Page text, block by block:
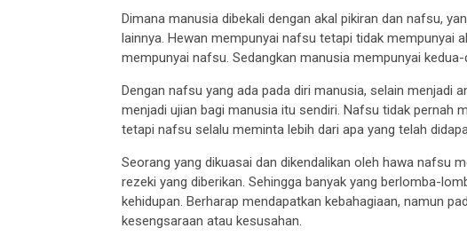
Dimana manusia dibekali dengan akal pikiran dan nafsu,
lainnya. Hewan mempunyai nafsu tetapi tidak mempunyai
mempunyai nafsu. Sedangkan manusia mempunyai kedua-
Dengan nafsu yang ada pada diri manusia, selain menjadi
menjadi ujian bagi manusia itu sendiri. Nafsu tidak pernah
tetapi nafsu selalu meminta lebih dari apa yang telah
Seorang yang dikuasai dan dikendalikan oleh hawa nafsu
rezeki yang diberikan. Sehingga banyak yang berlomba-
kehidupan. Berharap mendapatkan kebahagiaan, namun
kesengsaraan atau kesusahan.